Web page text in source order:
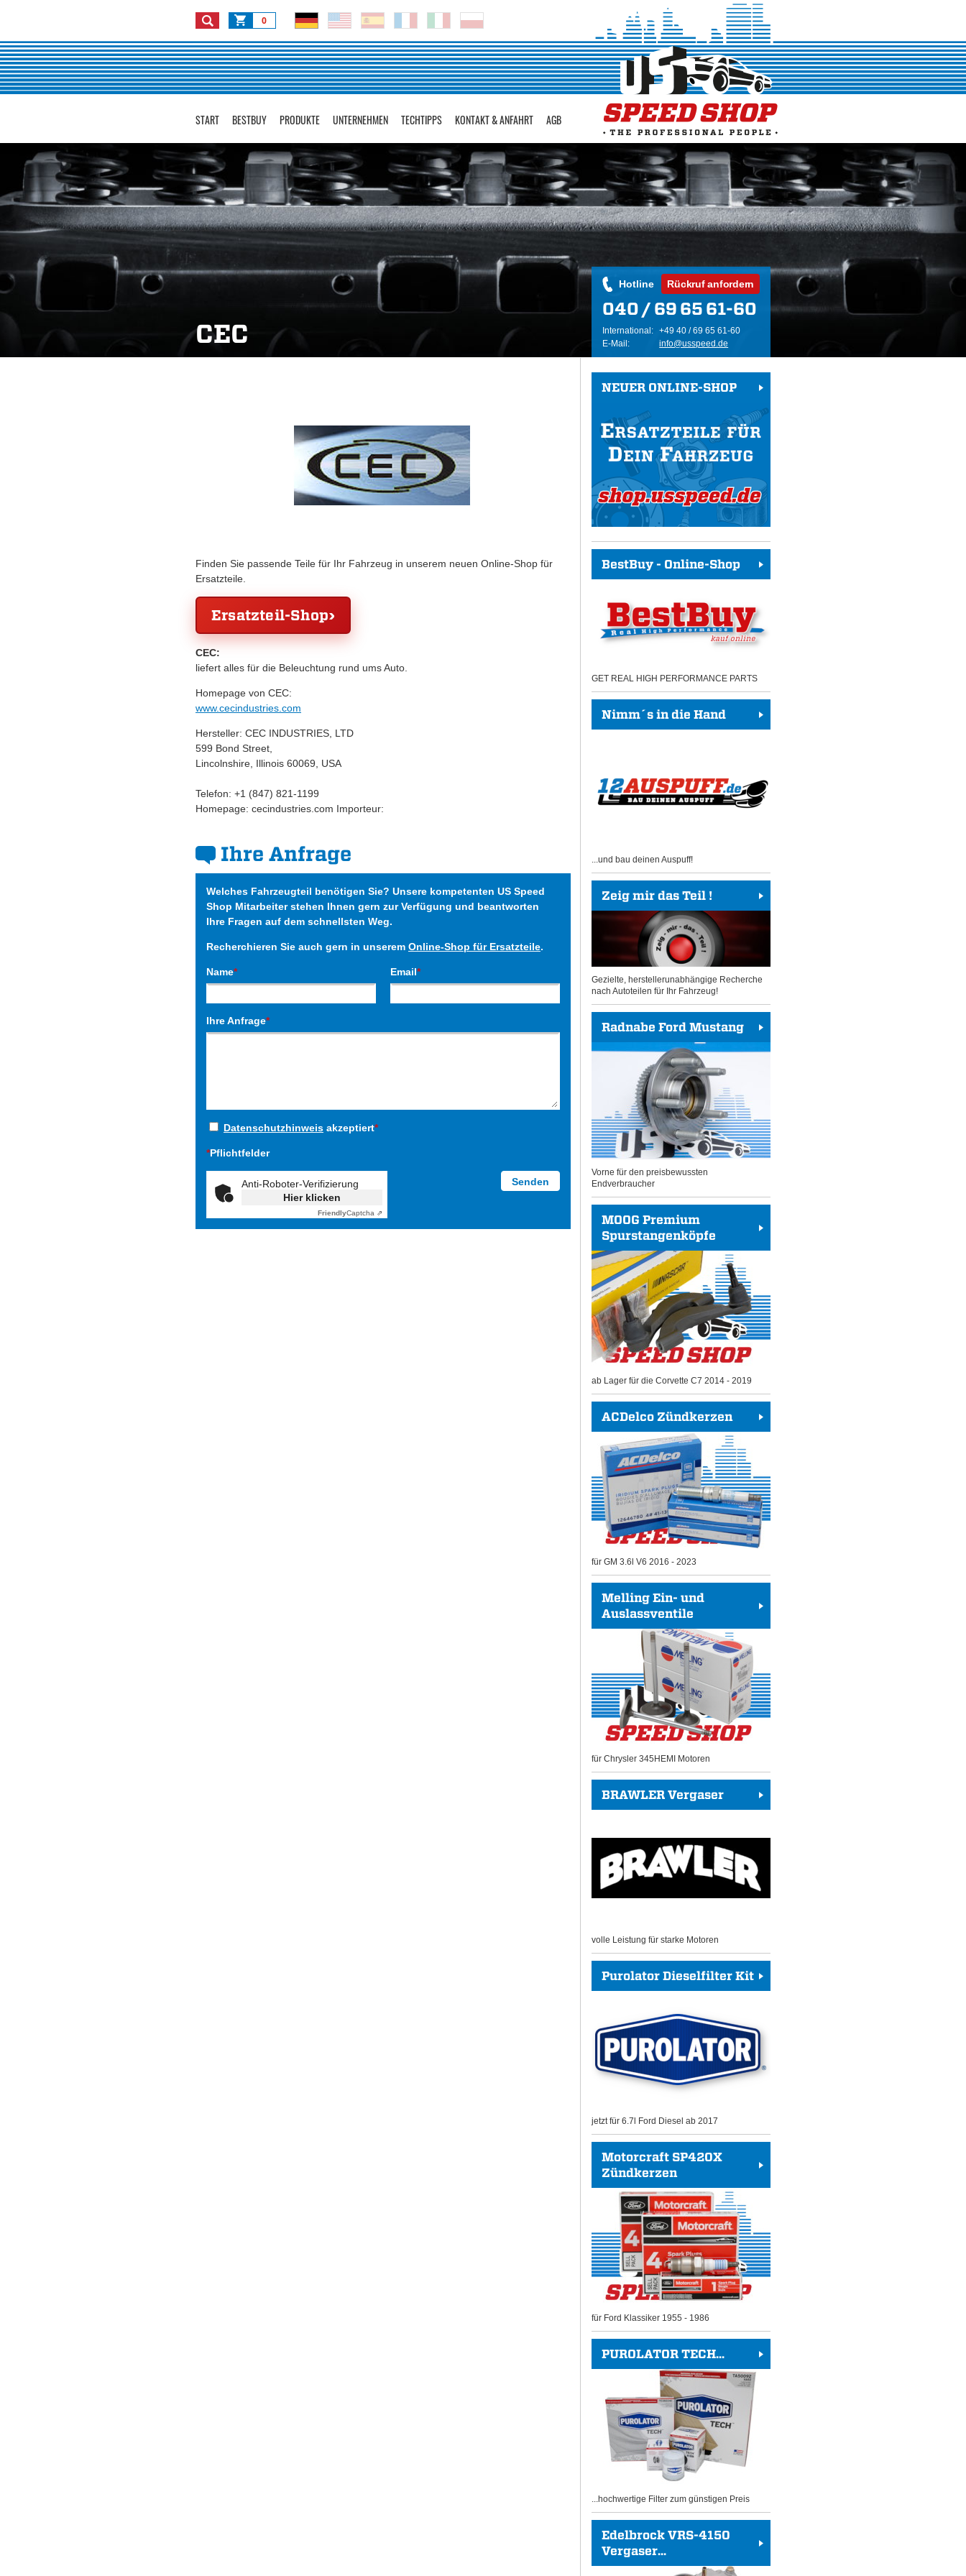
0
START BESTBUY PRODUKTE UNTERNEHMEN TECHTIPPS KONTAKT & ANFAHRT AGB
CEC
Hotline Rückruf anfordern
040 / 69 65 61-60
International: +49 40 / 69 65 61-60
E-Mail:
info@usspeed.de
Finden Sie passende Teile für Ihr Fahrzeug in unserem neuen Online-Shop für
Ersatzteile.
Ersatzteil-Shop
CEC:
liefert alles für die Beleuchtung rund ums Auto.
Homepage von CEC:
www.cecindustries.com
Hersteller: CEC INDUSTRIES, LTD
599 Bond Street,
Lincolnshire, Illinois 60069, USA
Telefon: +1 (847) 821-1199
Homepage: cecindustries.com Importeur:
Ihre Anfrage
Welches Fahrzeugteil benötigen Sie? Unsere kompetenten US Speed
Shop Mitarbeiter stehen Ihnen gern zur Verfügung und beantworten
Ihre Fragen auf dem schnellsten Weg.
Recherchieren Sie auch gern in unserem Online-Shop für Ersatzteile.
Name* Email*
Ihre Anfrage*
Datenschutzhinweis akzeptiert*
*Pflichtfelder
Anti-Roboter-Verifizierung
Hier klicken
FriendlyCaptcha ⇗
NEUER ONLINE-SHOP
BestBuy - Online-Shop
GET REAL HIGH PERFORMANCE PARTS
Nimm´s in die Hand
...und bau deinen Auspuff!
Zeig mir das Teil !
Gezielte, herstellerunabhängige Recherche
nach Autoteilen für Ihr Fahrzeug!
Radnabe Ford Mustang
Vorne für den preisbewussten
Endverbraucher
MOOG Premium
Spurstangenköpfe
ab Lager für die Corvette C7 2014 - 2019
ACDelco Zündkerzen
für GM 3.6l V6 2016 - 2023
Melling Ein- und
Auslassventile
für Chrysler 345HEMI Motoren
BRAWLER Vergaser
volle Leistung für starke Motoren
Purolator Dieselfilter Kit
jetzt für 6.7l Ford Diesel ab 2017
Motorcraft SP420X
Zündkerzen
für Ford Klassiker 1955 - 1986
PUROLATOR TECH...
...hochwertige Filter zum günstigen Preis
Edelbrock VRS-4150
Vergaser...